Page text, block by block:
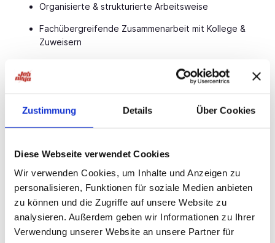
Zustimmung Details Über Cookies
Diese Webseite verwendet Cookies
Wir verwenden Cookies, um Inhalte und Anzeigen zu
personalisieren, Funktionen für soziale Medien anbieten
zu können und die Zugriffe auf unsere Website zu
analysieren. Außerdem geben wir Informationen zu Ihrer
Verwendung unserer Website an unsere Partner für
Organisierte & strukturierte Arbeitsweise
Fachübergreifende Zusammenarbeit mit Kollege &
Zuweisern
Über die inhabergeführte Praxis
Die Praxisräume bei Nürnberg bieten das gesamte
Seit Dezember 2023 steht einhochleistungsfähiges
Bildgebungen ermöglicht.
Zudem wird seit diesem Jahr dieProstata-MRTals
kostenfreie Zusatzleistungangeboten.
Von Nürnberg aus sind Sie in nur
15 Minuten mit den
öffentlichen Verkehrsmitteln